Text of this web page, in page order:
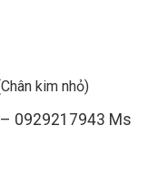
kim nhỏ)
0929217943 Ms